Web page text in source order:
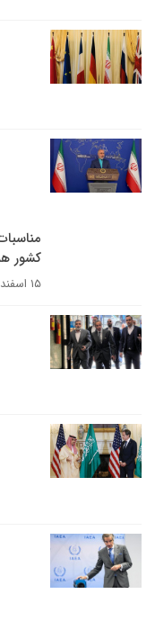
کشور
۱۵ اسفند ۱۴۰۱